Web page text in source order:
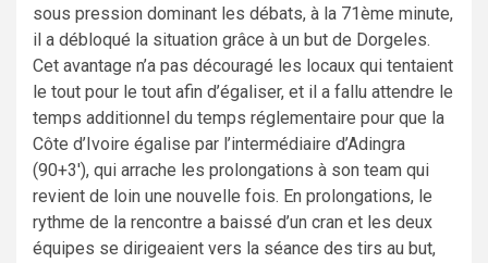
sous pression dominant les débats, à la 71ème minute,
il a débloqué la situation grâce à un but de Dorgeles.
Cet avantage n’a pas découragé les locaux qui tentaient
le tout pour le tout afin d’égaliser, et il a fallu attendre le
temps additionnel du temps réglementaire pour que la
Côte d’Ivoire égalise par l’intermédiaire d’Adingra
(90+3′), qui arrache les prolongations à son team qui
revient de loin une nouvelle fois. En prolongations, le
rythme de la rencontre a baissé d’un cran et les deux
équipes se dirigeaient vers la séance des tirs au but,